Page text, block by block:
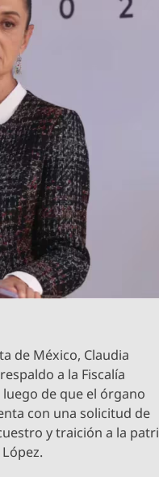
de México, Claudia
a la Fiscalía
luego de que el órgano
con una solicitud de
y traición a la